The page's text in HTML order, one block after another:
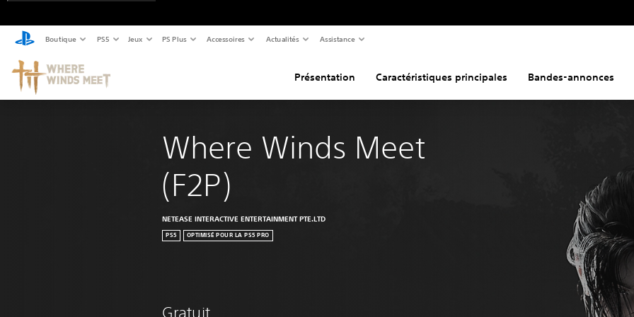
Boutique PS5 Jeux PS Plus Accessoires Actualités Assistance
Présentation Caractéristiques principales Bandes-annonces
Where Winds Meet
(F2P)
NETEASE INTERACTIVE ENTERTAINMENT PTE.LTD
PS5 OPTIMISÉ POUR LA PS5 PRO
Gratuit